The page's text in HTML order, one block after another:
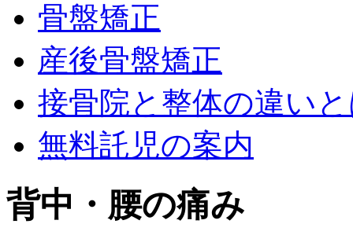
骨盤矯正
産後骨盤矯正
接骨院と整体の違い
無料託児の案内
背中・腰の痛み